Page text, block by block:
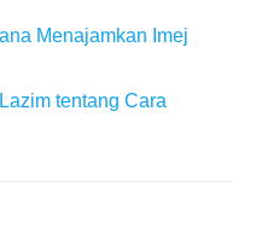
Menajamkan Imej
tentang Cara